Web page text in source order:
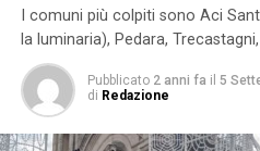
I comuni più colpiti sono Aci
la luminaria), Pedara,
Pubblicato 2 anni fa il 5
di Redazione